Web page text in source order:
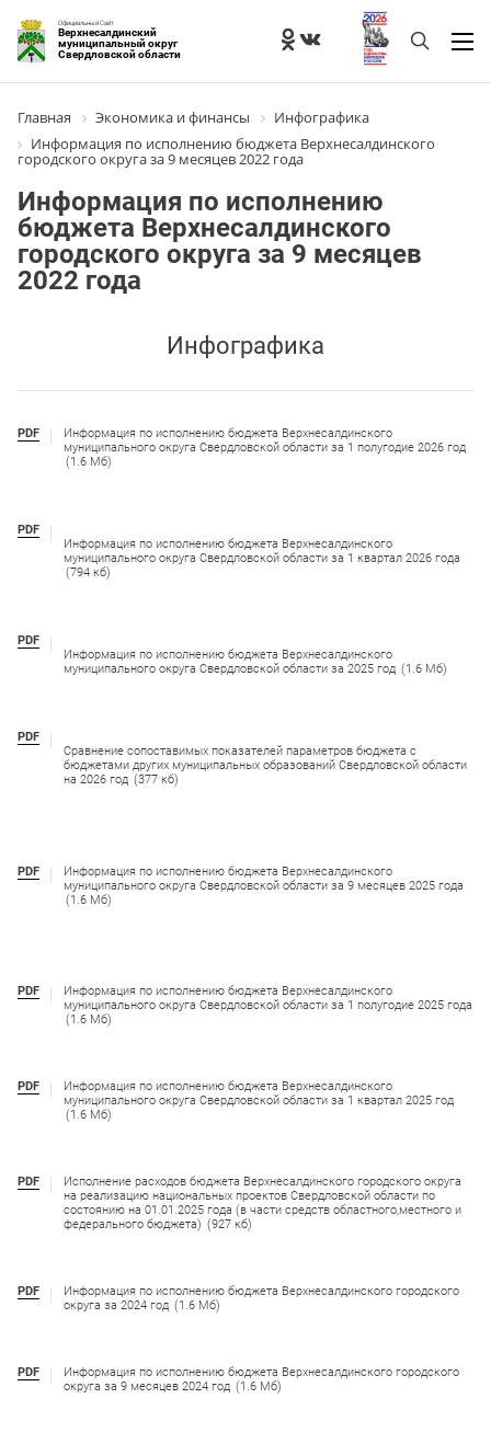
Официальный Сайт
Верхнесалдинский
муниципальный округ
Свердловской области
Главная Экономика и финансы
Инфографика
Информация по исполнению бюджета Верхнесалдинского
городского округа за 9 месяцев 2022 года
Информация по исполнению
бюджета Верхнесалдинского
городского округа за 9 месяцев
2022 года
Инфографика
PDF
Информация по исполнению бюджета Верхнесалдинского
муниципального округа Свердловской области за 1 полугодие 2026 год
(1.6 Мб)
PDF
Информация по исполнению бюджета Верхнесалдинского
муниципального округа Свердловской области за 1 квартал 2026 года
(794 кб)
PDF
Информация по исполнению бюджета Верхнесалдинского
муниципального округа Свердловской области за 2025 год (1.6 Мб)
PDF
Сравнение сопоставимых показателей параметров бюджета с
бюджетами других муниципальных образований Свердловской области
на 2026 год (377 кб)
PDF
Информация по исполнению бюджета Верхнесалдинского
муниципального округа Свердловской области за 9 месяцев 2025 года
(1.6 Мб)
PDF
Информация по исполнению бюджета Верхнесалдинского
муниципального округа Свердловской области за 1 полугодие 2025 года
(1.6 Мб)
PDF
Информация по исполнению бюджета Верхнесалдинского
муниципального округа Свердловской области за 1 квартал 2025 год
(1.6 Мб)
PDF
Исполнение расходов бюджета Верхнесалдинского городского округа
на реализацию национальных проектов Свердловской области по
состоянию на 01.01.2025 года (в части средств областного,местного и
федерального бюджета) (927 кб)
PDF
Информация по исполнению бюджета Верхнесалдинского городского
округа за 2024 год (1.6 Мб)
PDF
Информация по исполнению бюджета Верхнесалдинского городского
округа за 9 месяцев 2024 год (1.6 Мб)